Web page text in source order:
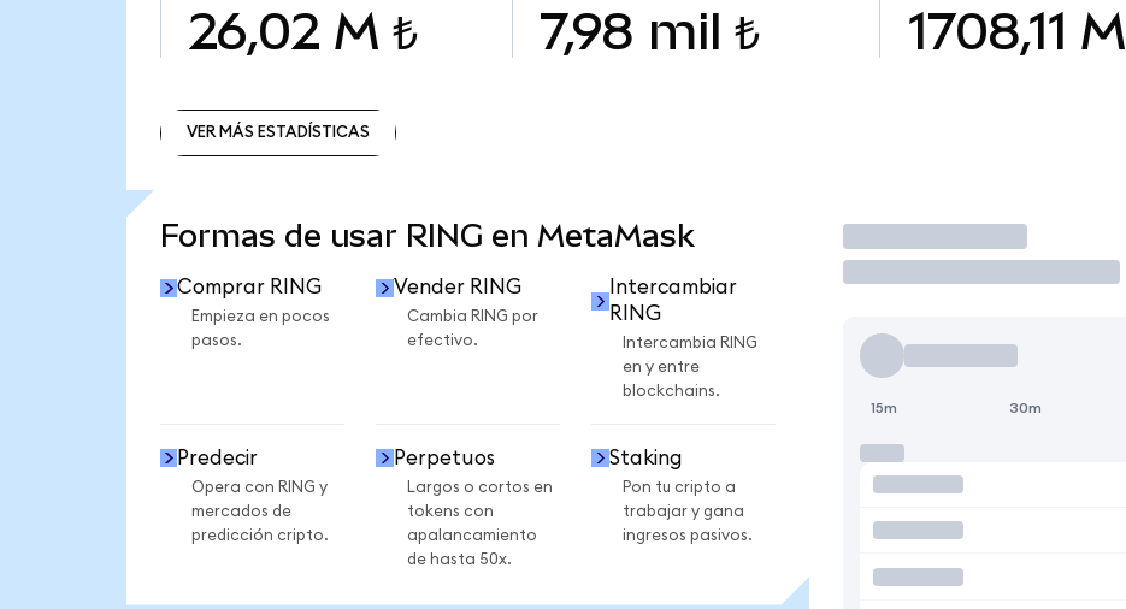
26,02 M ₺ 7,98 mil ₺ 1708,11 M
VER MÁS ESTADÍSTICAS
Formas de usar RING en MetaMask
Comprar RING
Empieza en pocos
pasos.
Vender RING
Cambia RING por
efectivo.
Intercambiar
RING
Intercambia RING
en y entre
blockchains.
Predecir
Opera con RING y
mercados de
predicción cripto.
Perpetuos
Largos o cortos en
tokens con
apalancamiento
de hasta 50x.
Staking
Pon tu cripto a
trabajar y gana
ingresos pasivos.
Operar
15m 30m